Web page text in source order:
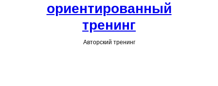
ориентированный
тренинг
Авторский тренинг